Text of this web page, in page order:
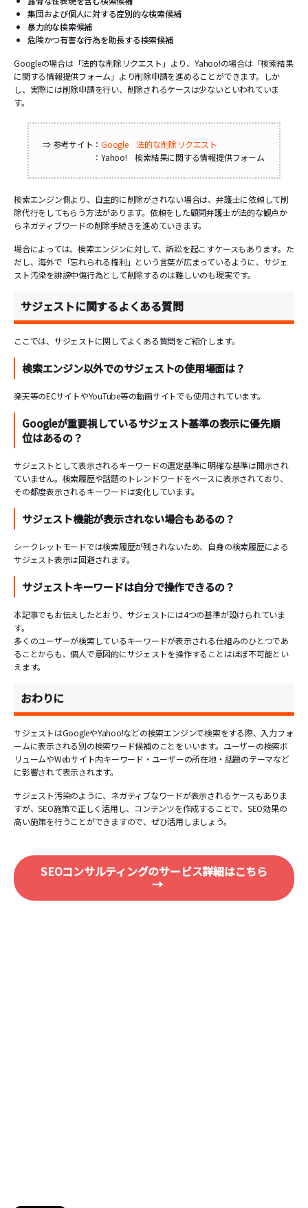
集団および個人に対する産別的な検索候補
暴力的な検索候補
危険かつ有害な行為を助長する検索候補
Googleの場合は「法的な削除リクエスト」より、Yahoo!の場合は「検索結果
に関する情報提供フォーム」より削除申請を進めることができます。しか
し、実際には削除申請を行い、削除されるケースは少ないといわれていま
す。
⇒ 参考サイト：Google 法的な削除リクエスト
：Yahoo! 検索結果に関する情報提供フォーム
検索エンジン側より、自主的に削除がされない場合は、弁護士に依頼して削
除代行をしてもらう方法があります。依頼をした顧問弁護士が法的な観点か
らネガティブワードの削除手続きを進めていきます。
場合によっては、検索エンジンに対して、訴訟を起こすケースもあります。た
だし、海外で「忘れられる権利」という言葉が広まっているように、サジェ
スト汚染を誹謗中傷行為として削除するのは難しいのも現実です。
サジェストに関するよくある質問
ここでは、サジェストに関してよくある質問をご紹介します。
検索エンジン以外でのサジェストの使用場面は？
楽天等のECサイトやYouTube等の動画サイトでも使用されています。
Googleが重要視しているサジェスト基準の表示に優先順
位はあるの？
サジェストとして表示されるキーワードの選定基準に明確な基準は開示され
ていません。検索履歴や話題のトレンドワードをベースに表示されており、
その都度表示されるキーワードは変化しています。
サジェスト機能が表示されない場合もあるの？
シークレットモードでは検索履歴が残されないため、自身の検索履歴による
サジェスト表示は回避されます。
サジェストキーワードは自分で操作できるの？
本記事でもお伝えしたとおり、サジェストには4つの基準が設けられていま
す。
多くのユーザーが検索しているキーワードが表示される仕組みのひとつであ
ることからも、個人で意図的にサジェストを操作することはほぼ不可能とい
えます。
おわりに
サジェストはGoogleやYahoo!などの検索エンジンで検索をする際、入力フォ
ームに表示される別の検索ワード候補のことをいいます。ユーザーの検索ボ
リュームやWebサイト内キーワード・ユーザーの所在地・話題のテーマなど
に影響されて表示されます。
サジェスト汚染のように、ネガティブなワードが表示されるケースもありま
すが、SEO施策で正しく活用し、コンテンツを作成することで、SEO効果の
高い施策を行うことができますので、ぜひ活用しましょう。
SEOコンサルティングのサービス詳細はこちら
→